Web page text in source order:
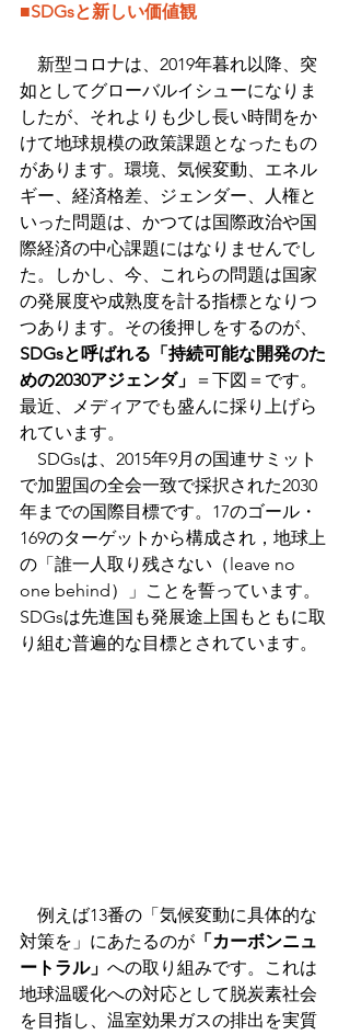
■SDGsと新しい価値観
新型コロナは、2019年暮れ以降、突
如としてグローバルイシューになりま
したが、それよりも少し長い時間をか
けて地球規模の政策課題となったもの
があります。環境、気候変動、エネル
ギー、経済格差、ジェンダー、人権と
いった問題は、かつては国際政治や国
際経済の中心課題にはなりませんでし
た。しかし、今、これらの問題は国家
の発展度や成熟度を計る指標となりつ
つあります。その後押しをするのが、
SDGsと呼ばれる「持続可能な開発のた
めの2030アジェンダ」
＝下図＝です。
最近、メディアでも盛んに採り上げら
れています。
SDGsは、2015年9月の国連サミット
で加盟国の全会一致で採択された2030
年までの国際目標です。17のゴール・
169のターゲットから構成され，地球上
の「誰一人取り残さない（leave no
one behind）」ことを誓っています。
SDGsは先進国も発展途上国もともに取
り組む普遍的な目標とされています。
例えば13番の「気候変動に具体的な
対策を」にあたるのが 「カーボンニュ
ートラル」 への取り組みです。これは
地球温暖化への対応として脱炭素社会
を目指し、温室効果ガスの排出を実質